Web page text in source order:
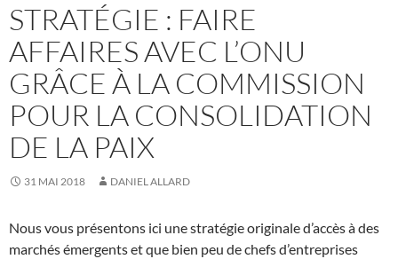
STRATÉGIE : FAIRE
AFFAIRES AVEC L’ONU
GRÂCE À LA COMMISSION
POUR LA CONSOLIDATION
DE LA PAIX
31 MAI 2018 DANIEL ALLARD
Nous vous présentons ici une stratégie originale d’accès à des
marchés émergents et que bien peu de chefs d’entreprises